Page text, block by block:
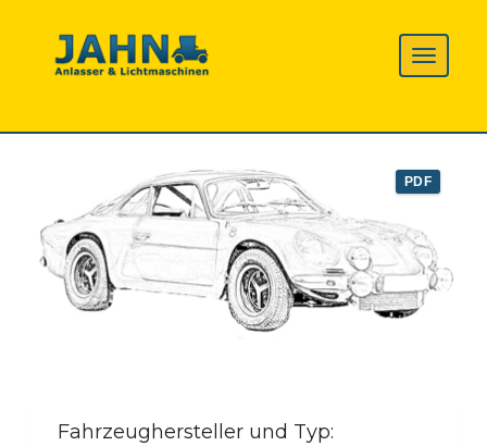
PDF
Fahrzeughersteller und Typ: